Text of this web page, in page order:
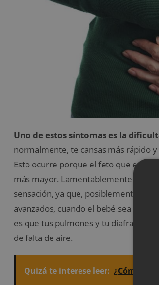
Uno de estos síntomas es la
normalmente, te cansas más rápido
Esto ocurre porque el feto que está
más mayor. Lamentablemente
si
sensación, ya que, posiblemente, la
avanzados, cuando el bebé sea más
es que tus pulmones y tu diafragma
de falta de aire.
Quizá te interese leer: ¿Cómo dar